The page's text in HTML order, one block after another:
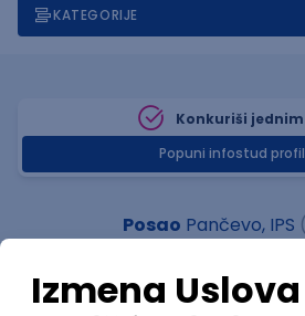
KATEGORIJE
Konkuriši
Popuni infostud
Posao Pančevo, IPS